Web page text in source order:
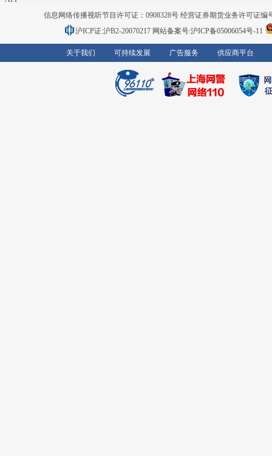
信息网络传播视听节目许可证：0908328号 经营证券期货业务许可证编
沪ICP证:沪B2-20070217 网站备案号:沪ICP备05006054号-11
关于我们 可持续发展 广告服务 供应商平台